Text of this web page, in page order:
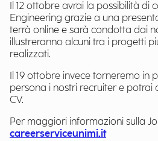
Il 12 ottobre avrai la possibilità di
Engineering grazie a una
terrà online e sarà condotta dai
illustreranno alcuni tra i progetti
realizzati.
Il 19 ottobre invece torneremo in
persona i nostri recruiter e potrai
CV.
Per maggiori informazioni sulla
careerserviceunimi.it